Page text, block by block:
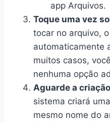
app Arquivos.
Toque uma vez
tocar no arquivo,
automaticamente
muitos casos,
nenhuma opção
Aguarde a
sistema criará
mesmo nome do